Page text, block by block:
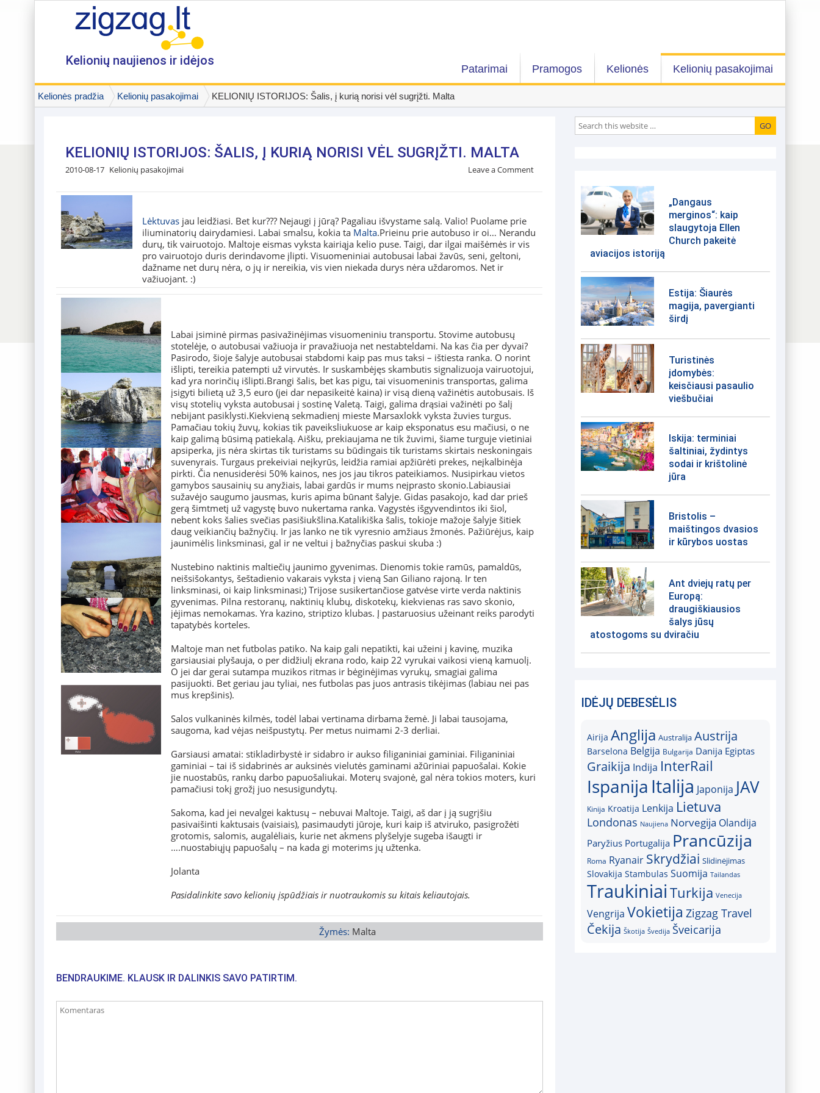
Kelionių naujienos ir idėjos
Patarimai Pramogos Kelionės Kelionių pasakojimai
Kelionės pradžia Kelionių pasakojimai KELIONIŲ ISTORIJOS: Šalis, į kurią norisi vėl sugrįžti. Malta
KELIONIŲ ISTORIJOS: ŠALIS, Į KURIĄ NORISI VĖL SUGRĮŽTI. MALTA
2010-08-17 Kelionių pasakojimai Leave a Comment
Lėktuvas jau leidžiasi. Bet kur??? Nejaugi į jūrą? Pagaliau išvystame salą. Valio! Puolame prie
iliuminatorių dairydamiesi. Labai smalsu, kokia ta Malta.Prieinu prie autobuso ir oi… Nerandu
durų, tik vairuotojo. Maltoje eismas vyksta kairiąja kelio puse. Taigi, dar ilgai maišėmės ir vis
pro vairuotojo duris derindavome įlipti. Visuomeniniai autobusai labai žavūs, seni, geltoni,
dažname net durų nėra, o jų ir nereikia, vis vien niekada durys nėra uždaromos. Net ir
važiuojant. :)
Labai įsiminė pirmas pasivažinėjimas visuomeniniu transportu. Stovime autobusų
stotelėje, o autobusai važiuoja ir pravažiuoja net nestabteldami. Na kas čia per dyvai?
Pasirodo, šioje šalyje autobusai stabdomi kaip pas mus taksi – ištiesta ranka. O norint
išlipti, tereikia patempti už virvutės. Ir suskambėjęs skambutis signalizuoja vairuotojui,
kad yra norinčių išlipti.Brangi šalis, bet kas pigu, tai visuomeninis transportas, galima
įsigyti bilietą už 3,5 euro (jei dar nepasikeitė kaina) ir visą dieną važinėtis autobusais. Iš
visų stotelių vyksta autobusai į sostinę Valetą. Taigi, galima drąsiai važinėti po šalį
nebijant pasiklysti.Kiekvieną sekmadienį mieste Marsaxlokk vyksta žuvies turgus.
Pamačiau tokių žuvų, kokias tik paveiksliukuose ar kaip eksponatus esu mačiusi, o ne
kaip galimą būsimą patiekalą. Aišku, prekiaujama ne tik žuvimi, šiame turguje vietiniai
apsiperka, jis nėra skirtas tik turistams su būdingais tik turistams skirtais neskoningais
suvenyrais. Turgaus prekeiviai neįkyrūs, leidžia ramiai apžiūrėti prekes, neįkalbinėja
pirkti. Čia nenusiderėsi 50% kainos, nes jos jau tikros pateikiamos. Nusipirkau vietos
gamybos sausainių su anyžiais, labai gardūs ir mums neįprasto skonio.Labiausiai
sužavėjo saugumo jausmas, kuris apima būnant šalyje. Gidas pasakojo, kad dar prieš
gerą šimtmetį už vagystę buvo nukertama ranka. Vagystės išgyvendintos iki šiol,
nebent koks šalies svečias pasišiukšlina.Katalikiška šalis, tokioje mažoje šalyje šitiek
daug veikiančių bažnyčių. Ir jas lanko ne tik vyresnio amžiaus žmonės. Pažiūrėjus, kaip
jaunimėlis linksminasi, gal ir ne veltui į bažnyčias paskui skuba :)
Nustebino naktinis maltiečių jaunimo gyvenimas. Dienomis tokie ramūs, pamaldūs,
neišsišokantys, šeštadienio vakarais vyksta į vieną San Giliano rajoną. Ir ten
linksminasi, oi kaip linksminasi;) Trijose susikertančiose gatvėse virte verda naktinis
gyvenimas. Pilna restoranų, naktinių klubų, diskotekų, kiekvienas ras savo skonio,
įėjimas nemokamas. Yra kazino, striptizo klubas. Į pastaruosius užeinant reiks parodyti
tapatybės korteles.
Maltoje man net futbolas patiko. Na kaip gali nepatikti, kai užeini į kavinę, muzika
garsiausiai plyšauja, o per didžiulį ekrana rodo, kaip 22 vyrukai vaikosi vieną kamuolį.
O jei dar gerai sutampa muzikos ritmas ir bėginėjimas vyrukų, smagiai galima
pasijuokti. Bet geriau jau tyliai, nes futbolas pas juos antrasis tikėjimas (labiau nei pas
mus krepšinis).
Salos vulkaninės kilmės, todėl labai vertinama dirbama žemė. Ji labai tausojama,
saugoma, kad vėjas neišpustytų. Per metus nuimami 2-3 derliai.
Garsiausi amatai: stikladirbystė ir sidabro ir aukso filiganiniai gaminiai. Filiganiniai
gaminiai – tai iš sidabrinės ar auksinės vielutės gaminami ažūriniai papuošalai. Kokie
jie nuostabūs, rankų darbo papuošaliukai. Moterų svajonė, gal nėra tokios moters, kuri
pamačiusi tokį grožį juo nesusigundytų.
Sakoma, kad jei nevalgei kaktusų – nebuvai Maltoje. Taigi, aš dar į ją sugrįšiu
pasivaišinti kaktusais (vaisiais), pasimaudyti jūroje, kuri kaip iš atviruko, pasigrožėti
grotomis, salomis, augalėliais, kurie net akmens plyšelyje sugeba išaugti ir
….nuostabiųjų papuošalų – na kada gi moterims jų užtenka.
Jolanta
Pasidalinkite savo kelionių įspūdžiais ir nuotraukomis su kitais keliautojais.
Žymės: Malta
BENDRAUKIME. KLAUSK IR DALINKIS SAVO PATIRTIM.
„Dangaus
merginos“: kaip
slaugytoja Ellen
Church pakeitė
aviacijos istoriją
Estija: Šiaurės
magija, pavergianti
širdį
Turistinės
įdomybės:
keisčiausi pasaulio
viešbučiai
Iskija: terminiai
šaltiniai, žydintys
sodai ir krištolinė
jūra
Bristolis –
maištingos dvasios
ir kūrybos uostas
Ant dviejų ratų per
Europą:
draugiškiausios
šalys jūsų
atostogoms su dviračiu
IDĖJŲ DEBESĖLIS
Airija Anglija Australija Austrija
Barselona Belgija Bulgarija Danija Egiptas
Graikija Indija InterRail
Ispanija Italija Japonija JAV
Kinija Kroatija Lenkija Lietuva
Londonas Naujiena Norvegija Olandija
Paryžius Portugalija Prancūzija
Roma Ryanair Skrydžiai Slidinėjimas
Slovakija Stambulas Suomija Tailandas
TraukiniaiTurkija Venecija
Vengrija Vokietija Zigzag Travel
Čekija Škotija Švedija Šveicarija